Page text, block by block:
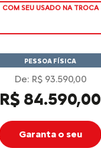
TAXA 0 %
PESSOA FÍSICA
De: R$ 93.590,00
R$ 84.590,00
Garanta o seu